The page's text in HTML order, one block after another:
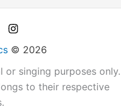
© 2026
singing purposes only.
to their respective